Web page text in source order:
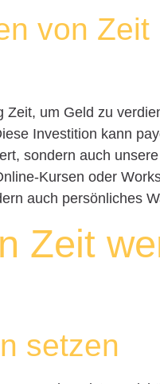
von
Zeit, um Geld zu
Investition kann
sondern auch
Kursen oder
auch persönliches
Zeit
setzen